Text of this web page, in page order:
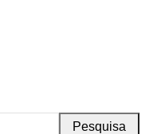
Pesquisa